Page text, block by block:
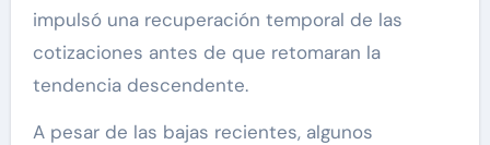
impulsó una recuperación temporal de las
cotizaciones antes de que retomaran la
tendencia descendente.
A pesar de las bajas recientes, algunos